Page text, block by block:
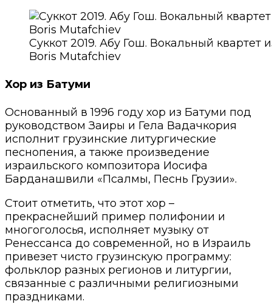
Суккот 2019. Абу Гош. Вокальный квартет
Boris Mutafchiev
Хор из Батуми
Основанный в 1996 году хор из Батуми под
руководством Заиры и Гела Вадачкория
исполнит грузинские литургические
песнопения, а также произведение
израильского композитора Иосифа
Барданашвили «Псалмы, Песнь Грузии».
Стоит отметить, что этот хор –
прекраснейший пример полифонии и
многоголосья, исполняет музыку от
Ренессанса до современной, но в Израиль
привезет чисто грузинскую программу:
фольклор разных регионов и литургии,
связанные с различными религиозными
праздниками.